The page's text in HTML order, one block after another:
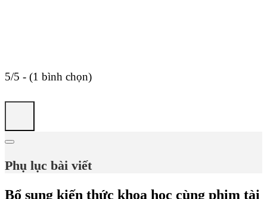
5/5 - (1 bình chọn)
Phụ lục bài viết
Bổ sung kiến thức khoa học cùng phim tài